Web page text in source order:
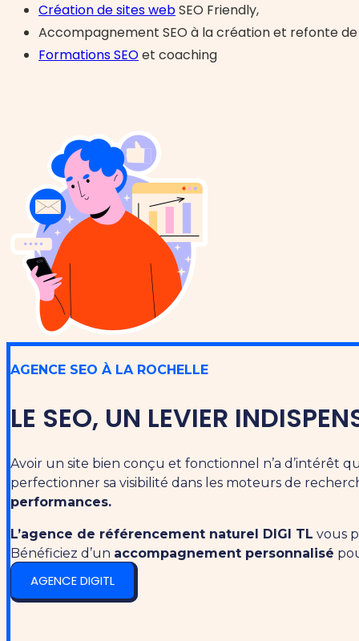
Création de sites webSEO Friendly,
Accompagnement SEO à la création et refonte
Formations SEOet coaching
AGENCE SEO À LA ROCHELLE
LE SEO, UN LEVIER
Avoir un site bien conçu et fonctionnel n’a d’intérêt
perfectionner sa visibilité dans les moteurs de
performances.
L’agence de référencement naturel DIGI TL vous
Bénéficiez d’un accompagnement personnalisé
AGENCE DIGITL